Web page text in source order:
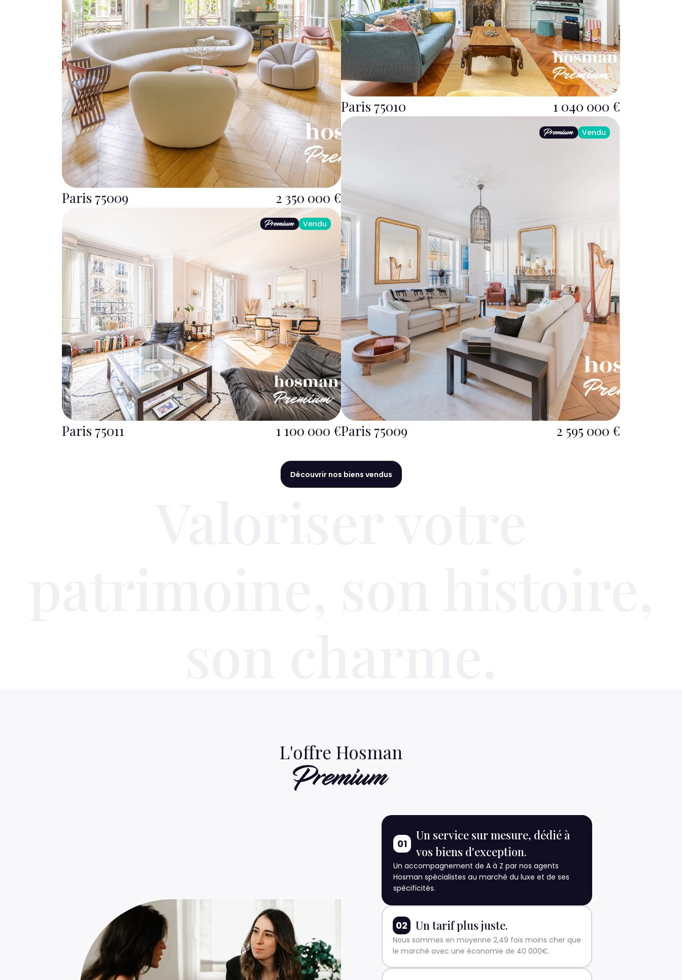
Paris 75009 2 350 000 €
Vendu
Paris 75011 1 100 000 €
Paris 75010 1 040 000 €
Vendu
Paris 75009 2 595 000 €
Découvrir nos biens vendus
L'offre Hosman
traditionnelle
Diffusion de votre bien sur des portails hauts de gammes
01
Un service sur mesure, dédié à
vos biens d'exception.
Un accompagnement de A à Z par nos agents
Hosman spécialistes au marché du luxe et de ses
spécificités.
02 Un tarif plus juste.
Nous sommes en moyenne 2,49 fois moins cher que
le marché avec une économie de 40 000€.